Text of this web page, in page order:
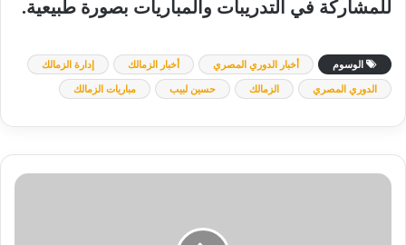
للمشاركة في التدريبات والمباريات بصورة طبيعية.
الوسوم أخبار الدوري المصري أخبار الزمالك إدارة الزمالك
الدوري المصري الزمالك حسين لبيب مباريات الزمالك
ترتيب